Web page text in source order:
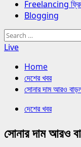
Freelancing
Blogging
Search
for:
Live
Home
দেশের খবর
সোনার দাম আরও
দেশের খবর
সোনার দাম